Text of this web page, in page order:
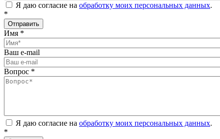
Я даю согласие на обработку моих персональных данных.
*
Имя *
Ваш e-mail
Вопрос *
Я даю согласие на обработку моих персональных данных.
*